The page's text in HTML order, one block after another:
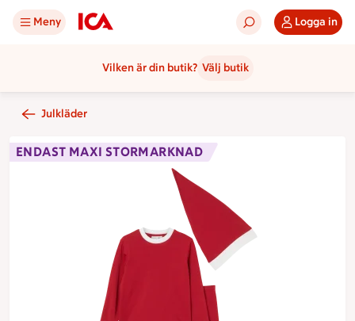
Meny Logga in
Vilken är din butik? Välj butik
Julkläder
ENDAST MAXI STORMARKNAD